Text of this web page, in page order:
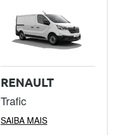
RENAULT
Trafic
SAIBA MAIS